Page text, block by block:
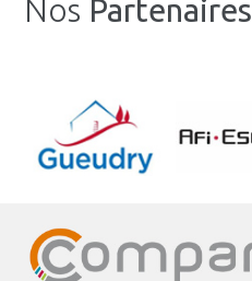
Nos Partenaires